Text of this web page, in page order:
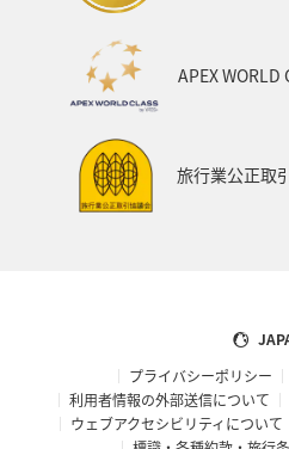
APEX WORLD
旅行業公正取
プライバシーポリシー
利用者情報の外部送信について
ウェブアクセシビリティについて